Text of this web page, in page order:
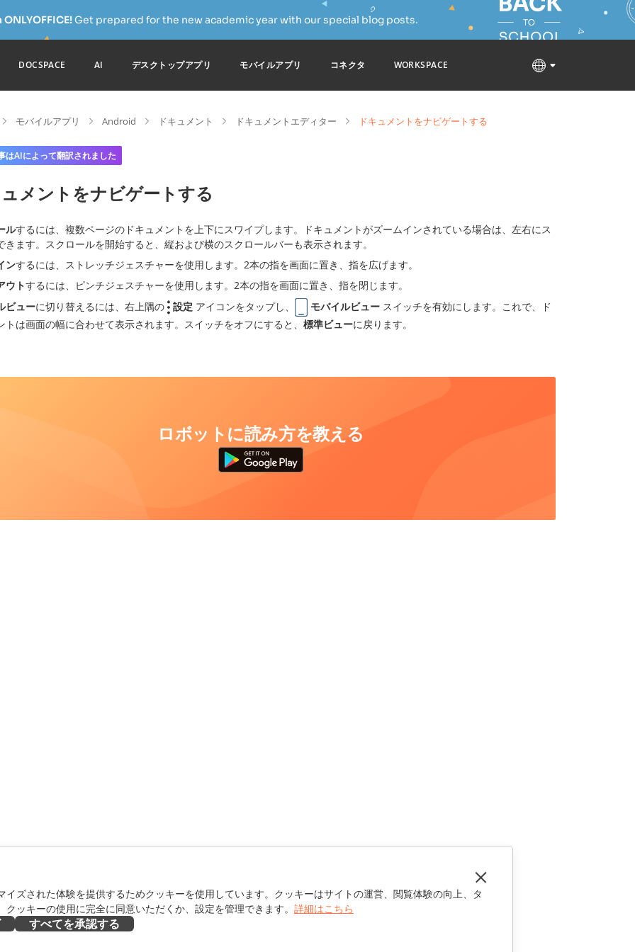
Get prepared for the new academic year with our special blog posts.
DOCSPACE AI デスクトップアプリ モバイルアプリ コネクタ WORKSPACE
モバイルアプリ Android ドキュメント ドキュメントエディター ドキュメントをナビゲートする
はAIによって翻訳されました
メントをナビゲートする
ルするには、複数ページのドキュメントを上下にスワイプします。ドキュメントがズームインされている場合は、左右にス
きます。スクロールを開始すると、縦および横のスクロールバーも表示されます。
ンするには、ストレッチジェスチャーを使用します。2本の指を画面に置き、指を広げます。
ウトするには、ピンチジェスチャーを使用します。2本の指を画面に置き、指を閉じます。
ビューに切り替えるには、右上隅の 設定 アイコンをタップし、 モバイルビュー スイッチを有効にします。これで、ド
トは画面の幅に合わせて表示されます。スイッチをオフにすると、 標準ビューに戻ります。
ロボットに読み方を教える
ズされた体験を提供するためクッキーを使用しています。クッキーはサイトの運営、閲覧体験の向上、タ
ッキーの使用に完全に同意いただくか、設定を管理できます。 詳細はこちら
すべてを承認する